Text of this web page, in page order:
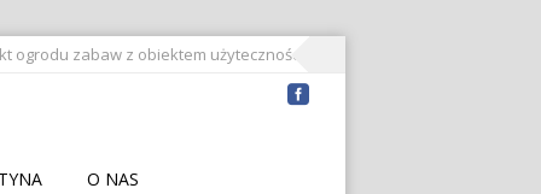
ogrodu zabaw z obiektem użyteczności publicznej nad Jeziorem Długim.
O NAS